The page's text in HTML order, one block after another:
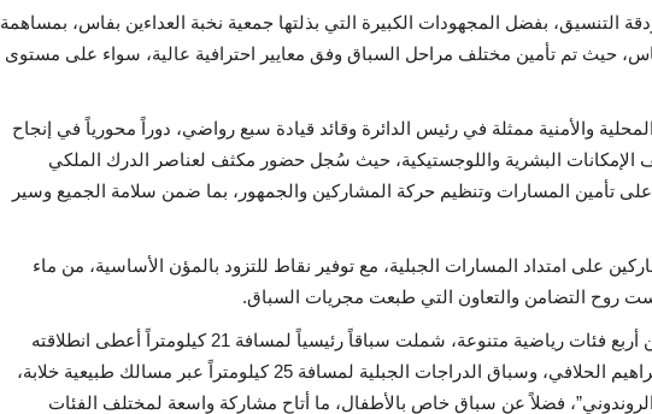
التنسيق، بفضل المجهودات الكبيرة التي بذلتها جمعية نخبة العداءين بفاس، بمساهمة
حيث تم تأمين مختلف مراحل السباق وفق معايير احترافية عالية، سواء على مستوى
والأمنية ممثلة في رئيس الدائرة وقائد قيادة سبع رواضي، دوراً محورياً في إنجاح
الإمكانات البشرية واللوجستيكية، حيث سُجل حضور مكثف لعناصر الدرك الملكي
تأمين المسارات وتنظيم حركة المشاركين والجمهور، بما ضمن سلامة الجميع وسير
على امتداد المسارات الجبلية، مع توفير نقاط للتزود بالمؤن الأساسية، من ماء
روح التضامن والتعاون التي طبعت مجريات السباق.
وتجدر الإشارة أن هذا الحدث تضمن أربع فئات رياضية متنوعة، شملت سباقاً رئيسياً لمسافة 21 كيلومتراً أعطى انطلاقته
البطلين العالميين رشيد البصير وابراهيم الحلافي، وسباق الدراجات الجبلية لمسافة 25 كيلومتراً عبر مسالك طبيعية خلابة،
كيلومترات و”الروندوني”، فضلاً عن سباق خاص بالأطفال، ما أتاح مشاركة واسعة لمختلف الفئات